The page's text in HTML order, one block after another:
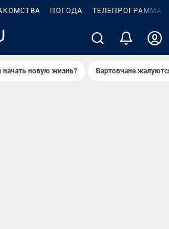
ПОГОДА ТЕЛЕПРОГРАММА
начать новую жизнь? Вартовчане